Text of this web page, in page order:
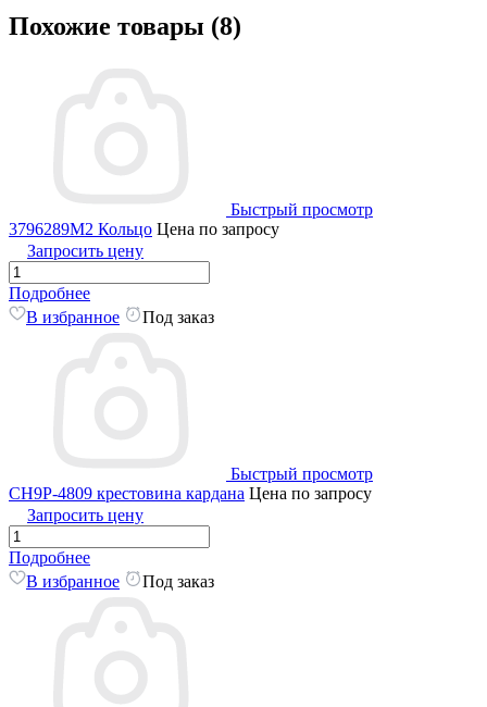
Похожие товары (8)
Быстрый просмотр
3796289M2 Кольцо Цена по запросу
Запросить цену
Подробнее
В избранное
Под заказ
Быстрый просмотр
CH9P-4809 крестовина кардана Цена по запросу
Запросить цену
Подробнее
В избранное
Под заказ